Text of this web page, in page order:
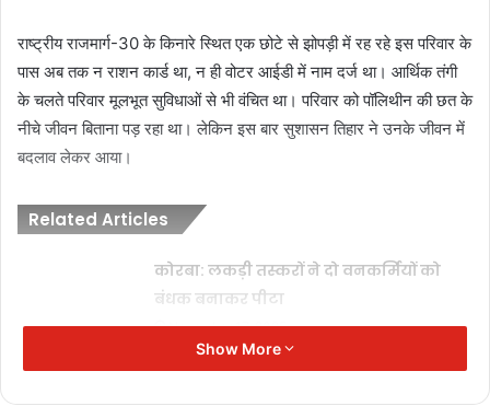
राष्ट्रीय राजमार्ग-30 के किनारे स्थित एक छोटे से झोपड़ी में रह रहे इस परिवार के
पास अब तक न राशन कार्ड था, न ही वोटर आईडी में नाम दर्ज था। आर्थिक तंगी
के चलते परिवार मूलभूत सुविधाओं से भी वंचित था। परिवार को पॉलिथीन की छत के
नीचे जीवन बिताना पड़ रहा था। लेकिन इस बार सुशासन तिहार ने उनके जीवन में
बदलाव लेकर आया।
Related Articles
कोरबा: लकड़ी तस्करों ने दो वनकर्मियों को
बंधक बनाकर पीटा
November 17, 2025
SIR कार्य में लापरवाही: महासमुंद में 9
Show More